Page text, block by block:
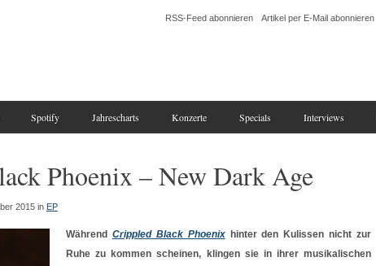
RSS-Feed abonnieren Artikel per E-Mail abonnieren
Spotify Jahrescharts Konzerte Specials Interviews
Phoenix – New Dark Age
2015 in EP
Während Crippled Black Phoenixhinter den Kulissen nicht zur
Ruhe zu kommen scheinen, klingen sie in ihrer musikalischen